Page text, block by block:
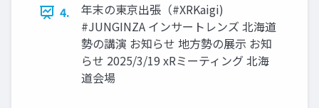
4.
年末の東京出張（#XRKaigi)
#JUNGINZA インサートレンズ 北海道
勢の講演 お知らせ 地方勢の展示 お知
らせ 2025/3/19 xRミーティング 北海
道会場